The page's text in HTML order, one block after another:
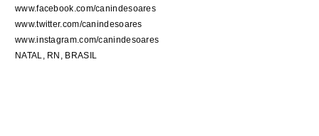
www.facebook.com/canindesoares
www.twitter.com/canindesoares
www.instagram.com/canindesoares
NATAL, RN, BRASIL